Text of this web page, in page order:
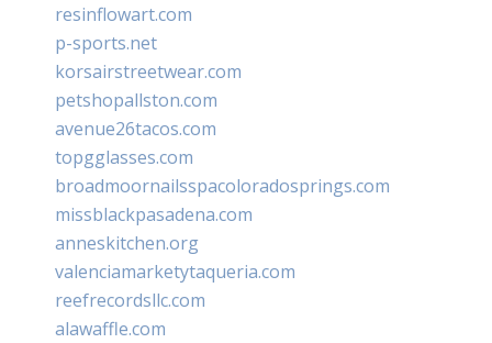
resinflowart.com
p-sports.net
korsairstreetwear.com
petshopallston.com
avenue26tacos.com
topgglasses.com
broadmoornailsspacoloradosprings.com
missblackpasadena.com
anneskitchen.org
valenciamarketytaqueria.com
reefrecordsllc.com
alawaffle.com